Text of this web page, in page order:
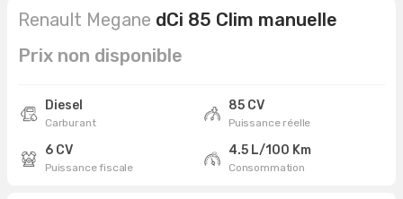
Renault Megane dCi 85 Clim manuelle
Prix non disponible
Diesel
Carburant
85 CV
Puissance réelle
6 CV
Puissance fiscale
4.5 L/100 Km
Consommation